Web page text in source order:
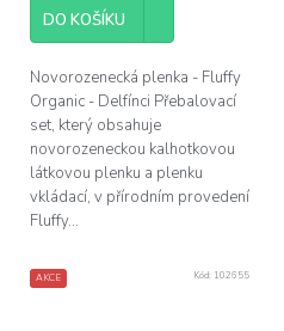
DO KOŠÍKU
Novorozenecká plenka - Fluffy
Organic - Delfínci Přebalovací
set, který obsahuje
novorozeneckou kalhotkovou
látkovou plenku a plenku
vkládací, v přírodním provedení
Fluffy...
AKCE Kód: 102655